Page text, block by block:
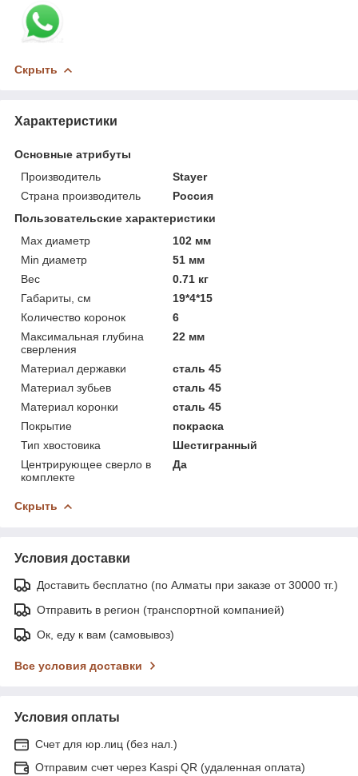
Скрыть
Характеристики
Основные атрибуты
Производитель
Stayer
Страна производитель
Россия
Пользовательские характеристики
Max диаметр
102 мм
Min диаметр
51 мм
Вес
0.71 кг
Габариты, см
19*4*15
Количество коронок
6
Максимальная глубина
сверления
22 мм
Материал державки
сталь 45
Материал зубьев
сталь 45
Материал коронки
сталь 45
Покрытие
покраска
Тип хвостовика
Шестигранный
Центрирующее сверло в
комплекте
Да
Скрыть
Условия доставки
Доставить бесплатно (по Алматы при заказе от 30000 тг.)
Отправить в регион (транспортной компанией)
Ок, еду к вам (самовывоз)
Все условия доставки
Условия оплаты
Счет для юр.лиц (без нал.)
Отправим счет через Kaspi QR (удаленная оплата)